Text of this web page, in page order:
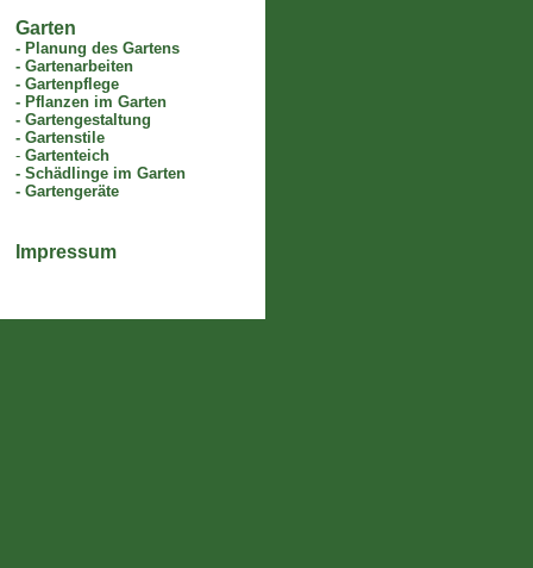
Garten
- Planung des Gartens
-Gartenarbeiten
-Gartenpflege
- Pflanzen im Garten
-Gartengestaltung
-Gartenstile
-Gartenteich
-Schädlinge im Garten
-Gartengeräte
Impressum